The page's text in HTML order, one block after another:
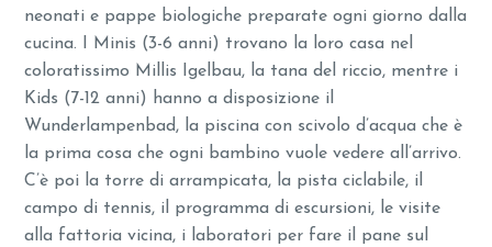
neonati e pappe biologiche preparate ogni giorno dalla
cucina. I Minis (3-6 anni) trovano la loro casa nel
coloratissimo Millis Igelbau, la tana del riccio, mentre i
Kids (7-12 anni) hanno a disposizione il
Wunderlampenbad, la piscina con scivolo d’acqua che è
la prima cosa che ogni bambino vuole vedere all’arrivo.
C’è poi la torre di arrampicata, la pista ciclabile, il
campo di tennis, il programma di escursioni, le visite
alla fattoria vicina, i laboratori per fare il pane sul